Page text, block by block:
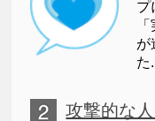
プ
が
た
攻撃的な